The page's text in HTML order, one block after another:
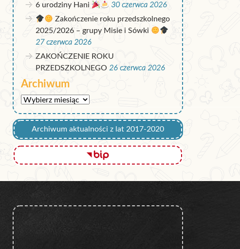
6 urodziny Hani
30 czerwca 2026
Zakończenie roku przedszkolnego
2025/2026 – grupy Misie i Sówki
27 czerwca 2026
ZAKOŃCZENIE ROKU
PRZEDSZKOLNEGO 26 czerwca 2026
Archiwum
Archiwum
Archiwum aktualności z lat 2017-2020